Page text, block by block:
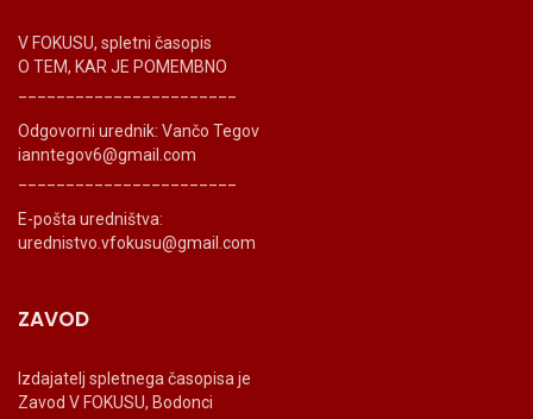
V FOKUSU, spletni časopis
O TEM, KAR JE POMEMBNO
Odgovorni urednik: Vančo Tegov
ianntegov6@gmail.com
E-pošta uredništva:
urednistvo.vfokusu@gmail.com
ZAVOD
Izdajatelj spletnega časopisa je
Zavod V FOKUSU, Bodonci